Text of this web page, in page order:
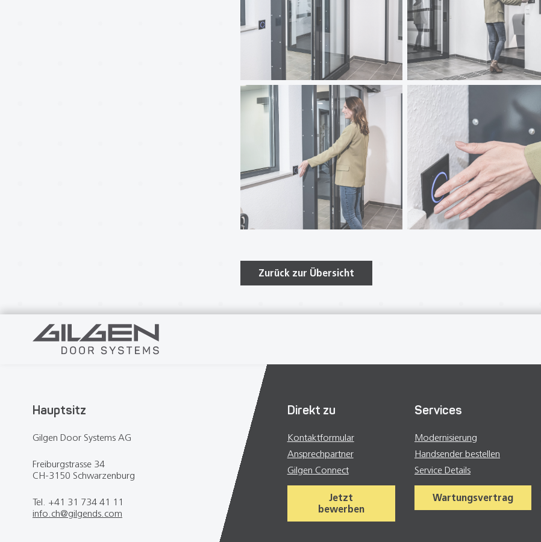
Zurück zur Übersicht
Hauptsitz
Gilgen Door Systems AG
Freiburgstrasse 34
CH-3150 Schwarzenburg
Tel. +41 31 734 41 11
info.ch@gilgends.com
Direkt zu
Kontaktformular
Ansprechpartner
Gilgen Connect
Jetzt
bewerben
Services
Modernisierung
Handsender bestellen
Service Details
Wartungsvertrag